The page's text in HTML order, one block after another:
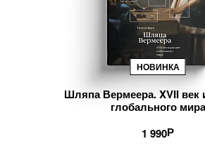
НОВИНКА
Шляпа Вермеера. XVII век
глобального мира
1 990